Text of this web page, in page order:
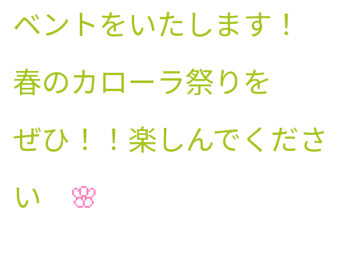
ベントをいたします！
春のカローラ祭りを
ぜひ！！楽しんでくださ
い 🌸